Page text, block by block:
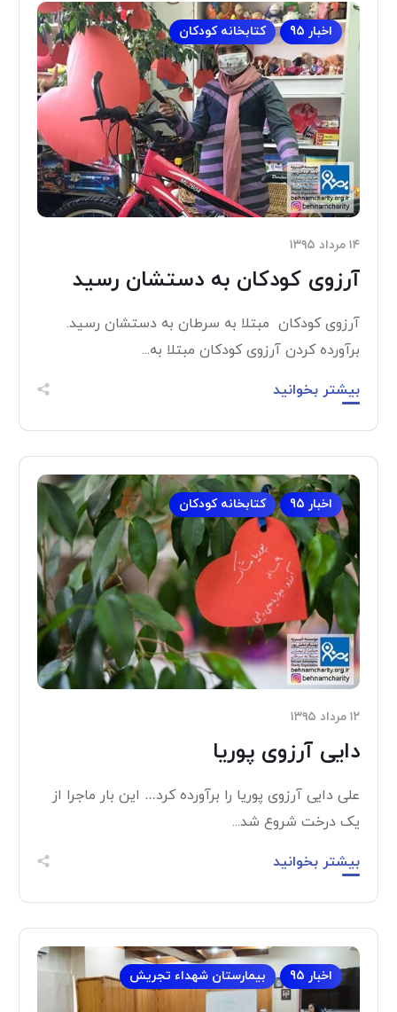
اخبار 95 کتابخانه کودکان
۱۴ مرداد ۱۳۹۵
آرزوی کودکان به دستشان رسید
آرزوی کودکان مبتلا به سرطان به دستشان رسید.
برآورده کردن آرزوی کودکان مبتلا به...
بیشتر بخوانید
اخبار 95 کتابخانه کودکان
۱۲ مرداد ۱۳۹۵
دایی آرزوی پوریا
علی دایی آرزوی پوریا را برآورده کرد… این بار ماجرا از
یک درخت شروع شد...
بیشتر بخوانید
اخبار 95 بیمارستان شهداء تجریش